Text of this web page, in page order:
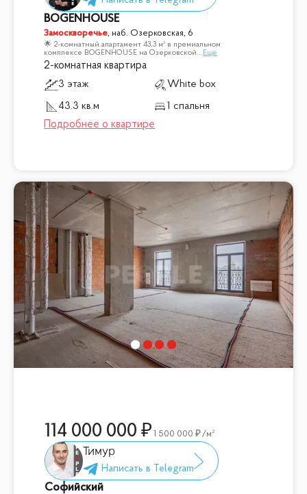
BOGENHOUSE
Замоскворечье,наб. Озерковская, 6
🌟 2-комнатный апартамент 43,3 м² в премиальном
комплексе BOGENHOUSE на Озерковской... Ещё
2-комнатная квартира
3 этаж
White box
43.3 кв.м
1 спальня
114 000 000 1 500 000 /м²
Тимур
Софийский